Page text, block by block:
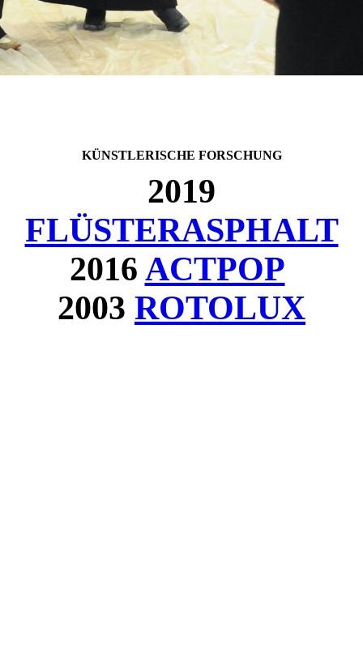
KÜNSTLERISCHE FORSCHUNG
2019
FLÜSTERASPHALT
2016 ACTPOP
2003 ROTOLUX